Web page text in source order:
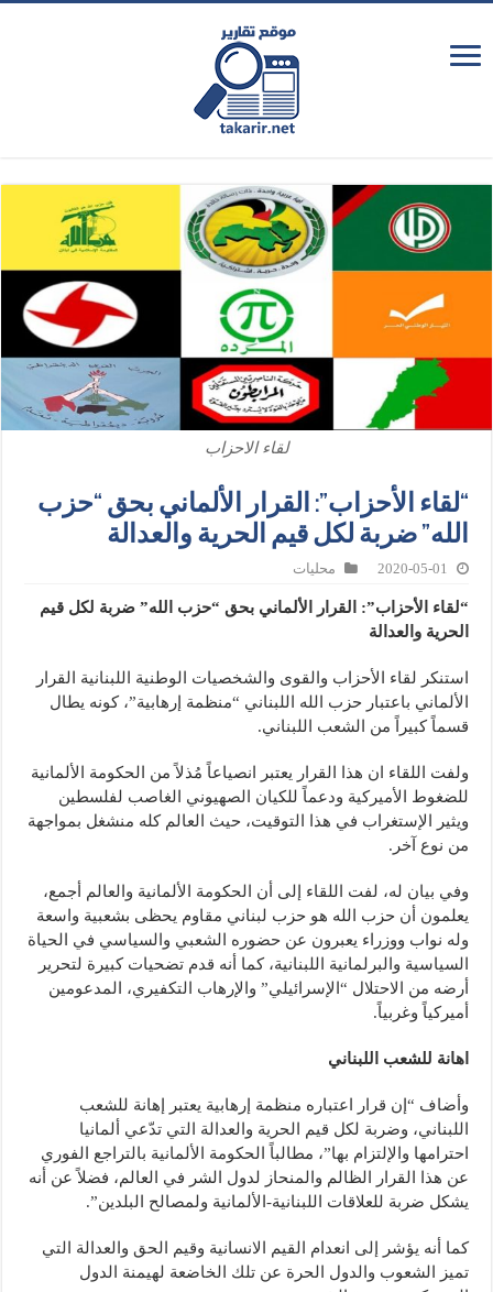
لقاء الاحزاب
“لقاء الأحزاب”: القرار الألماني بحق “حزب
الله” ضربة لكل قيم الحرية والعدالة
2020-05-01 محليات
“لقاء الأحزاب”: القرار الألماني بحق “حزب الله” ضربة لكل قيم
الحرية والعدالة
استنكر لقاء الأحزاب والقوى والشخصيات الوطنية اللبنانية القرار
الألماني باعتبار حزب الله اللبناني “منظمة إرهابية”، كونه يطال
قسماً كبيراً من الشعب اللبناني.
ولفت اللقاء ان هذا القرار يعتبر انصياعاً مُذلاً من الحكومة الألمانية
للضغوط الأميركية ودعماً للكيان الصهيوني الغاصب لفلسطين
ويثير الإستغراب في هذا التوقيت، حيث العالم كله منشغل بمواجهة
من نوع آخر.
وفي بيان له، لفت اللقاء إلى أن الحكومة الألمانية والعالم أجمع،
يعلمون أن حزب الله هو حزب لبناني مقاوم يحظى بشعبية واسعة
وله نواب ووزراء يعبرون عن حضوره الشعبي والسياسي في الحياة
السياسية والبرلمانية اللبنانية، كما أنه قدم تضحيات كبيرة لتحرير
أرضه من الاحتلال “الإسرائيلي” والإرهاب التكفيري، المدعومين
أميركياً وغربياً.
اهانة للشعب اللبناني
وأضاف “إن قرار اعتباره منظمة إرهابية يعتبر إهانة للشعب
اللبناني، وضربة لكل قيم الحرية والعدالة التي تدّعي ألمانيا
احترامها والإلتزام بها”، مطالباً الحكومة الألمانية بالتراجع الفوري
عن هذا القرار الظالم والمنحاز لدول الشر في العالم، فضلاً عن أنه
يشكل ضربة للعلاقات اللبنانية-الألمانية ولمصالح البلدين”.
كما أنه يؤشر إلى انعدام القيم الانسانية وقيم الحق والعدالة التي
تميز الشعوب والدول الحرة عن تلك الخاضعة لهيمنة الدول